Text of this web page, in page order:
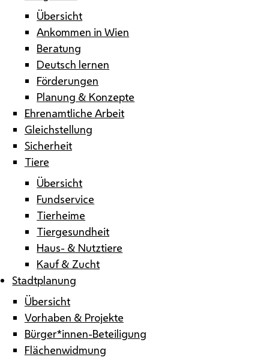
Übersicht
Ankommen in Wien
Beratung
Deutsch lernen
Förderungen
Planung & Konzepte
Ehrenamtliche Arbeit
Gleichstellung
Sicherheit
Tiere
Übersicht
Fundservice
Tierheime
Tiergesundheit
Haus- & Nutztiere
Kauf & Zucht
Stadtplanung
Übersicht
Vorhaben & Projekte
Bürger*innen-Beteiligung
Flächenwidmung